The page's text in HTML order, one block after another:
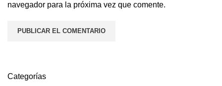
navegador para la próxima vez que comente.
Categorías